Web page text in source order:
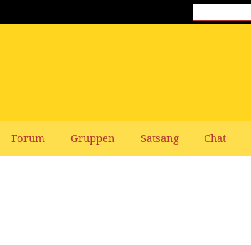
Forum Gruppen Satsang Chat